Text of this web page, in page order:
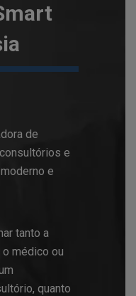
de
e
e
tanto a
médico ou
quanto